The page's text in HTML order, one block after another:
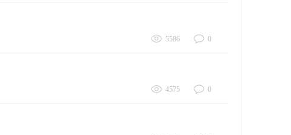
5586 0
4575 0